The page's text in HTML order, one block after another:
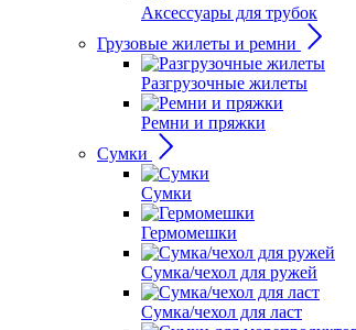
Аксессуары для трубок
Грузовые жилеты и ремни
Разгрузочные жилеты
Ремни и пряжки
Сумки
Сумки
Гермомешки
Сумка/чехол для ружей
Сумка/чехол для ласт